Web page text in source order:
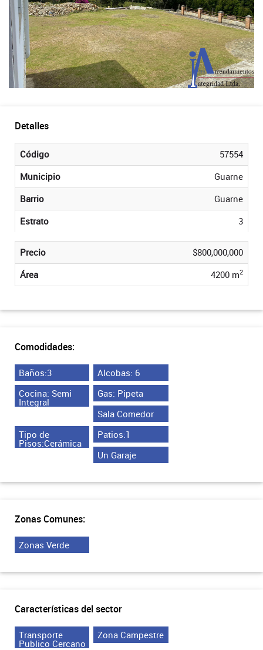
Detalles
Código
57554
Municipio
Guarne
Barrio
Guarne
Estrato
3
Precio
$800,000,000
Área
4200 m2
Comodidades:
Baños:3
Alcobas: 6
Cocina: Semi
Integral
Gas: Pipeta
Sala Comedor
Tipo de
Pisos:Cerámica
Patios:1
Un Garaje
Zonas Comunes:
Zonas Verde
Características del sector
Transporte
Publico Cercano
Zona Campestre